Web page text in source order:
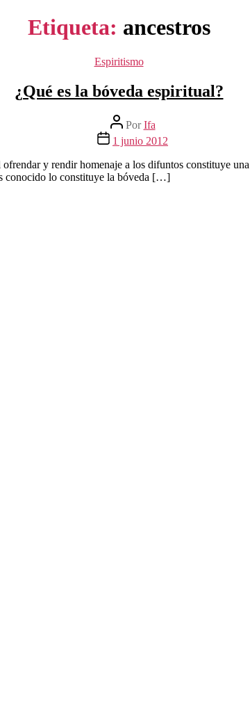
Etiqueta: ancestros
Categorías
Espiritismo
¿Qué es la bóveda espiritual?
Autor
de
la
PorIfa
Fecha
la
entrada
1 junio 2012
y rendir homenaje a los difuntos constituye
conocido lo constituye la bóveda […]